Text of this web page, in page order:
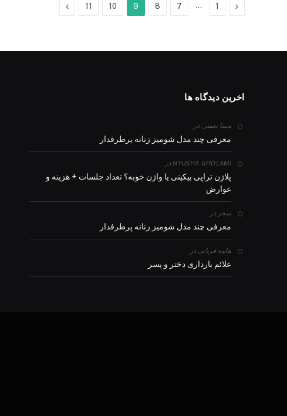
Previous
1
…
7
8
9
10
11 بعدی
اخرین دیدگاه ها
مبینا نعمتی در
معرفی چند مدل شومیز زنانه پرطرفدار
NYUSHA GHOLAMI در
پلاژن تراپی بیکینی یا واژن خوبه؟ تعداد جلسات + هزینه و
عوارض
سحر در
معرفی چند مدل شومیز زنانه پرطرفدار
هانیه قربانی در
علائم بارداری دختر و پسر